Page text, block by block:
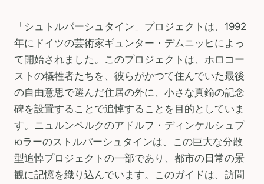
「シュトルパーシュタイン」プロジェクトは、1992
年にドイツの芸術家ギュンター・デムニッヒによっ
て開始されました。このプロジェクトは、ホロコー
ストの犠牲者たちを、彼らがかつて住んでいた最後
の自由意思で選んだ住居の外に、小さな真鍮の記念
碑を設置することで追悼することを目的としていま
す。ニュルンベルクのアドルフ・ディンケルシュプ
юラーのストルパーシュタインは、この巨大な分散
型追悼プロジェクトの一部であり、都市の日常の景
観に記憶を織り込んでいます。このガイドは、訪問